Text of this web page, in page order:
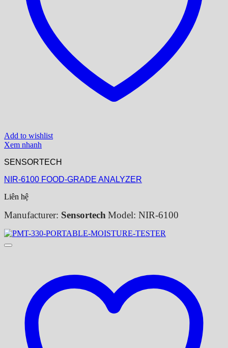
Add to wishlist
Xem nhanh
SENSORTECH
NIR-6100 FOOD-GRADE ANALYZER
Liên hệ
Manufacturer: Sensortech Model: NIR-6100